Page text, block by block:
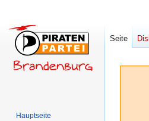
Seite
Hauptseite